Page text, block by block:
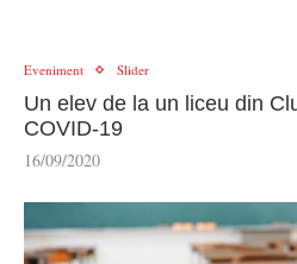
Eveniment Slider
Un elev de la un liceu din
COVID-19
16/09/2020